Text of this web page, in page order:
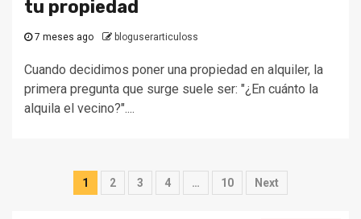
tu propiedad
7 meses ago bloguserarticuloss
Cuando decidimos poner una propiedad en alquiler, la
primera pregunta que surge suele ser: "¿En cuánto la
alquila el vecino?"....
Paginación
1 2 3 4 … 10 Next